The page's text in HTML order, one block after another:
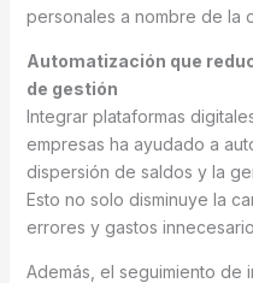
personales a nombre de la
Automatización que
de gestión
Integrar plataformas
empresas ha ayudado a
dispersión de saldos y la
Esto no solo disminuye la
errores y gastos
Además, el seguimiento de